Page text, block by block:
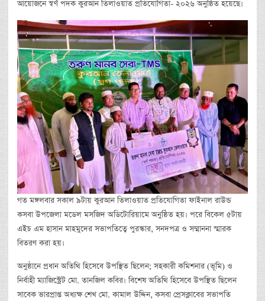
আয়োজনে স্বর্ণ পদক কুরআন তিলাওয়াত প্রতিযোগিতা- ২০২৬ অনুষ্ঠিত হয়েছে।
গত মঙ্গলবার সকাল ৯টায় কুরআন তিলাওয়াত প্রতিযোগিতা ফাইনাল রাউন্ড
কসবা উপজেলা মডেল মসজিদ অডিটোরিয়ামে অনুষ্ঠিত হয়। পরে বিকেল ৫টায়
এইচ এম হাসান মাহমুদের সভাপতিত্বে পুরস্কার, সনদপত্র ও সম্মাননা স্মারক
বিতরণ করা হয়।
অনুষ্ঠানে প্রধান অতিথি হিসেবে উপস্থিত ছিলেন; সহকারী কমিশনার (ভূমি) ও
নির্বাহী ম্যাজিস্ট্রেট মো. তানজিল কবির। বিশেষ অতিথি হিসেবে উপস্থিত ছিলেন
সাবেক ভারপ্রাপ্ত অধ্যক্ষ শেখ মো. কামাল উদ্দিন, কসবা প্রেসক্লাবের সভাপতি